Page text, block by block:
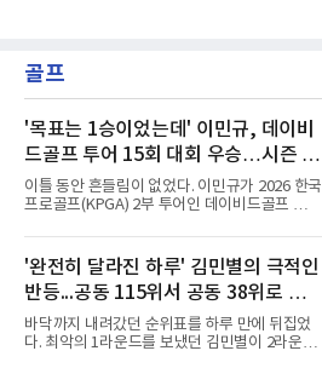
골프
'목표는 1승이었는데' 이민규, 데이비
드골프 투어 15회 대회 우승…시즌 2
승
이틀 동안 흔들림이 없었다. 이민규가 2026 한국
프로골프(KPGA) 2부 투어인 데이비드골프 투어
을 거뒀다.이민규는 7일 충남 태안 솔라고 CC(파
71)에서 열린 2라운드에서 버디만 8개를 잡아 8
언더파 63타를 쳤다. 전날 보기 없이 9언더파로
개인 18홀 최저타를 세웠던 그는 최종 합계 17언
더파 125타로, 공동 2위 박태완과 안해천(이상
13언더파 129타)을 4타 차로 따돌렸다. 우승 상
금은 2천만원이다.여정에는 성장이 담겼다.
'완전히 달라진 하루' 김민별의 극적인
반등...공동 115위서 공동 38위로 도
약
바닥까지 내려갔던 순위표를 하루 만에 뒤집었
다. 최악의 1라운드를 보냈던 김민별이 2라운드